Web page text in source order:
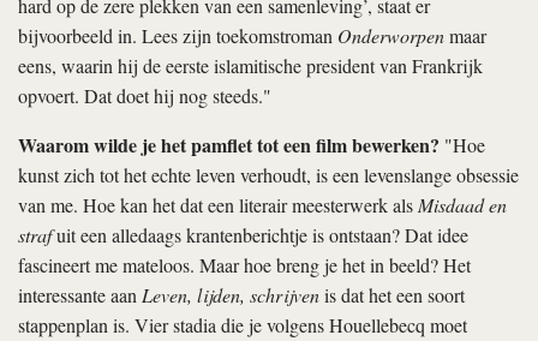
hard op de zere plekken van een samenleving’, staat er
bijvoorbeeld in. Lees zijn toekomstroman Onderworpenmaar
eens, waarin hij de eerste islamitische president van Frankrijk
opvoert. Dat doet hij nog steeds."
Waarom wilde je het pamflet tot een film bewerken? "Hoe
kunst zich tot het echte leven verhoudt, is een levenslange obsessie
van me. Hoe kan het dat een literair meesterwerk alsMisdaad en
strafuit een alledaags krantenberichtje is ontstaan? Dat idee
fascineert me mateloos. Maar hoe breng je het in beeld? Het
interessante aanLeven, lijden, schrijvenis dat het een soort
stappenplan is. Vier stadia die je volgens Houellebecq moet